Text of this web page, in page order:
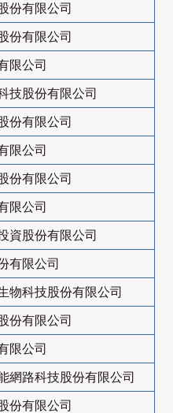
份有限公司
份有限公司
限公司
技股份有限公司
份有限公司
限公司
份有限公司
限公司
資股份有限公司
有限公司
物科技股份有限公司
份有限公司
限公司
網路科技股份有限公司
份有限公司